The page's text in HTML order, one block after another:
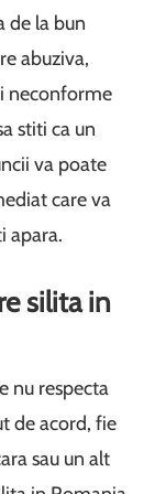
de la bun
abuziva,
neconforme
stiti ca un
va poate
care va
apara.
silita in
nu respecta
de acord, fie
sau un alt